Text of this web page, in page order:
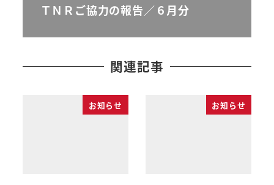
ＴＮＲご協力の報告／６月分
関連記事
お知らせ お知らせ